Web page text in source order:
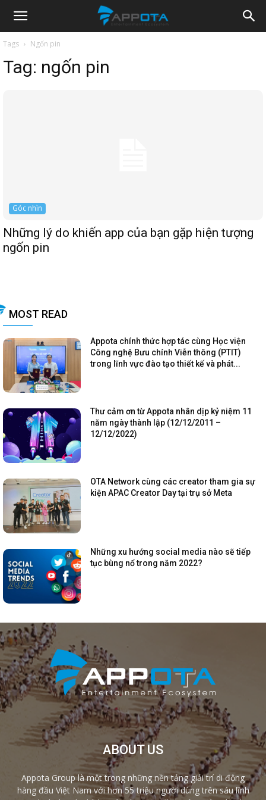
Appota
News
Tags Ngốn pin
Tag: ngốn pin
Góc nhìn
Những lý do khiến app của bạn gặp hiện tượng
ngốn pin
MOST READ
Appota chính thức hợp tác cùng Học viện
Công nghệ Bưu chính Viễn thông (PTIT)
trong lĩnh vực đào tạo thiết kế và phát...
Thư cảm ơn từ Appota nhân dịp kỷ niệm 11
năm ngày thành lập (12/12/2011 –
12/12/2022)
OTA Network cùng các creator tham gia sự
kiện APAC Creator Day tại trụ sở Meta
Những xu hướng social media nào sẽ tiếp
tục bùng nổ trong năm 2022?
ABOUT US
Appota Group là một trong những nền tảng giải trí di động
hàng đầu Việt Nam với hơn 55 triệu người dùng trên sáu lĩnh